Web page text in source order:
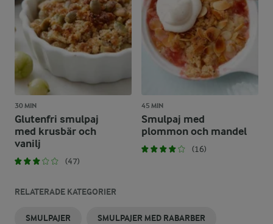
30 MIN
Glutenfri smulpaj
med krusbär och
vanilj
(47)
45 MIN
Smulpaj med
plommon och mandel
(16)
RELATERADE KATEGORIER
SMULPAJER SMULPAJER MED RABARBER